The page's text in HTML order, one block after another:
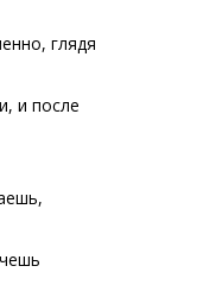
глядя
и после